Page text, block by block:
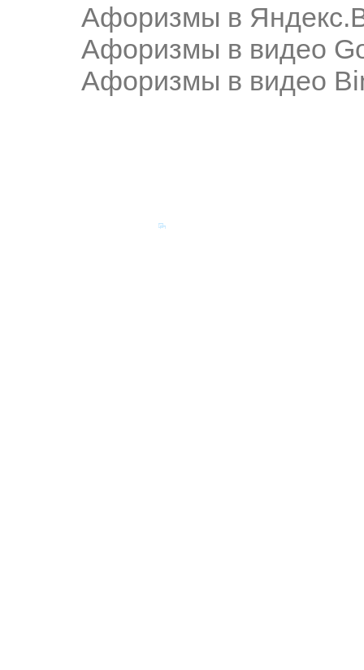
Афоризмы в
Афоризмы в видео
Афоризмы в видео